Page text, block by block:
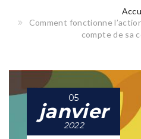
Comment fonctionne
compte de sa
05
janvier
2022